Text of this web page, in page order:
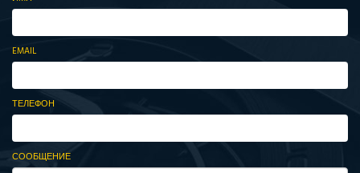
EMAIL
ТЕЛЕФОН
СООБЩЕНИЕ